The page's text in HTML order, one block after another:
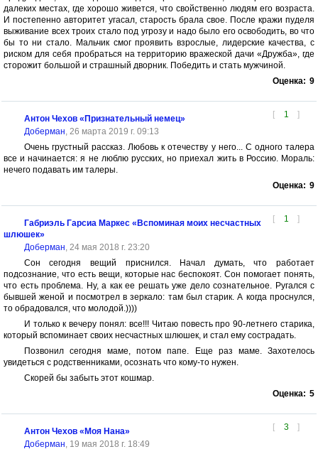
далеких местах, где хорошо живется, что свойственно людям его возраста.
И постепенно авторитет угасал, старость брала свое. После кражи пуделя
выживание всех троих стало под угрозу и надо было его освободить, во что
бы то ни стало. Мальчик смог проявить взрослые, лидерские качества, с
риском для себя пробраться на территорию вражеской дачи «Дружба», где
сторожит большой и страшный дворник. Победить и стать мужчиной.
Оценка: 9
[ 1 ]
Антон Чехов «Признательный немец»
Доберман, 26 марта 2019 г. 09:13
Очень грустный рассказ. Любовь к отечеству у него... С одного талера
все и начинается: я не люблю русских, но приехал жить в Россию. Мораль:
нечего подавать им талеры.
Оценка: 9
[ 1 ]
Габриэль Гарсиа Маркес «Вспоминая моих несчастных
шлюшек»
Доберман, 24 мая 2018 г. 23:20
Сон сегодня вещий приснился. Начал думать, что работает
подсознание, что есть вещи, которые нас беспокоят. Сон помогает понять,
что есть проблема. Ну, а как ее решать уже дело сознательное. Ругался с
бывшей женой и посмотрел в зеркало: там был старик. А когда проснулся,
то обрадовался, что молодой.))))
И только к вечеру понял: все!!! Читаю повесть про 90-летнего старика,
который вспоминает своих несчастных шлюшек, и стал ему сострадать.
Позвонил сегодня маме, потом папе. Еще раз маме. Захотелось
увидеться с родственниками, осознать что кому-то нужен.
Скорей бы забыть этот кошмар.
Оценка: 5
[ 3 ]
Антон Чехов «Моя Нана»
Доберман, 19 мая 2018 г. 18:49